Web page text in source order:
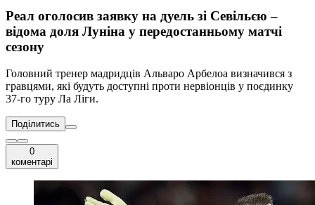
Реал оголосив заявку на дуель зі Севільєю –
відома доля Луніна у передостанньому матчі
сезону
Головний тренер мадридців Альваро Арбелоа визначився з
гравцями, які будуть доступні проти нервіонців у поєдинку
37-го туру Ла Ліги.
Поділитись
0
коментарі